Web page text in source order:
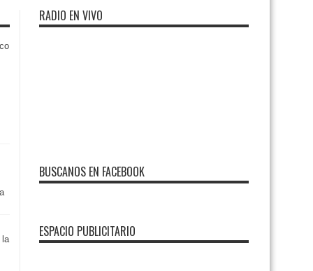
la
RADIO EN VIVO
BUSCANOS EN FACEBOOK
ESPACIO PUBLICITARIO
FMDOS